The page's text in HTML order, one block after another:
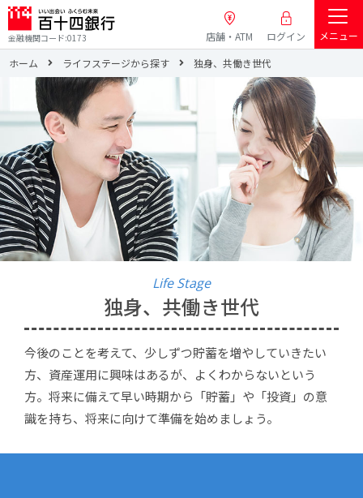
金融機関コード:0173 店舗・ATM ログイン
メニュー
ホーム
ライフステージから探す 独身、共働き世代
Life Stage
独身、共働き世代
今後のことを考えて、少しずつ貯蓄を増やしていきたい
方、 資産運用に興味はあるが、よくわからないという
方。 将来に備えて早い時期から「貯蓄」や「投資」の意
識を持ち、 将来に向けて準備を始めましょう。